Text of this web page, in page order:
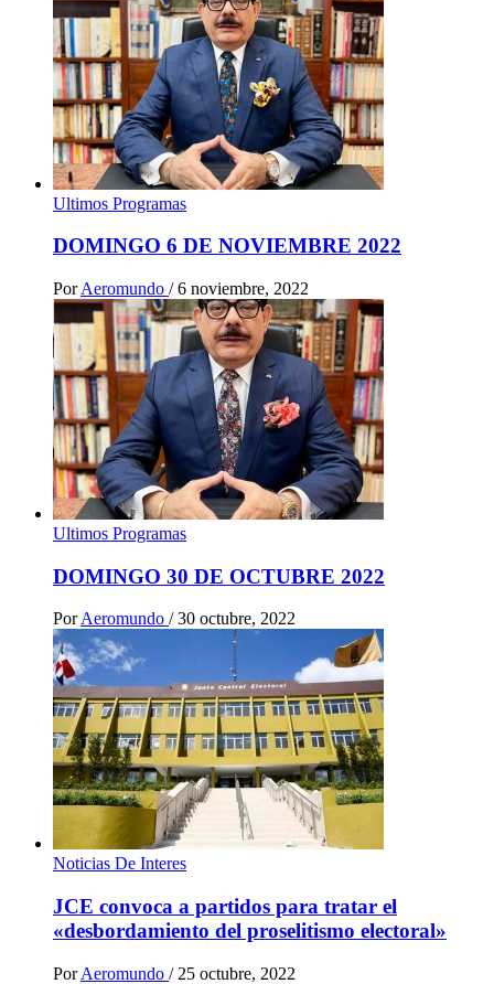
Ultimos Programas
DOMINGO 6 DE NOVIEMBRE 2022
Por Aeromundo / 6 noviembre, 2022
Ultimos Programas
DOMINGO 30 DE OCTUBRE 2022
PorAeromundo / 30 octubre, 2022
Noticias De Interes
JCE convoca a partidos para tratar el
«desbordamiento del proselitismo electoral»
Por Aeromundo / 25 octubre, 2022